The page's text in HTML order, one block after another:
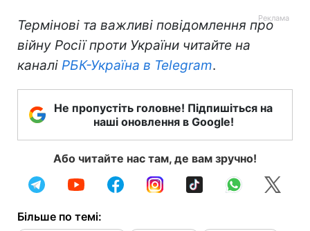
Термінові та важливі повідомлення про
війну Росії проти України читайте на
каналі РБК-Україна в Telegram.
Не пропустіть головне! Підпишіться на
наші оновлення в Google!
Або читайте нас там, де вам зручно!
Більше по темі: